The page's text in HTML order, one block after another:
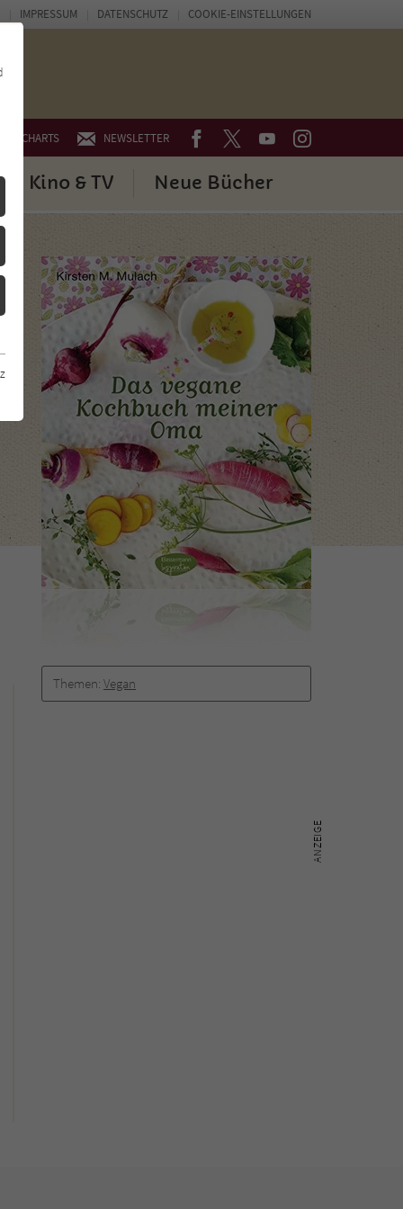
CHARTS NEWSLETTER FACEBOOKTWITTERYOUTUBEINSTAGRAM
Kino & TV Neue Bücher
IMPRESSUM DATENSCHUTZ COOKIE-EINSTELLUNGEN
Themen: Vegan